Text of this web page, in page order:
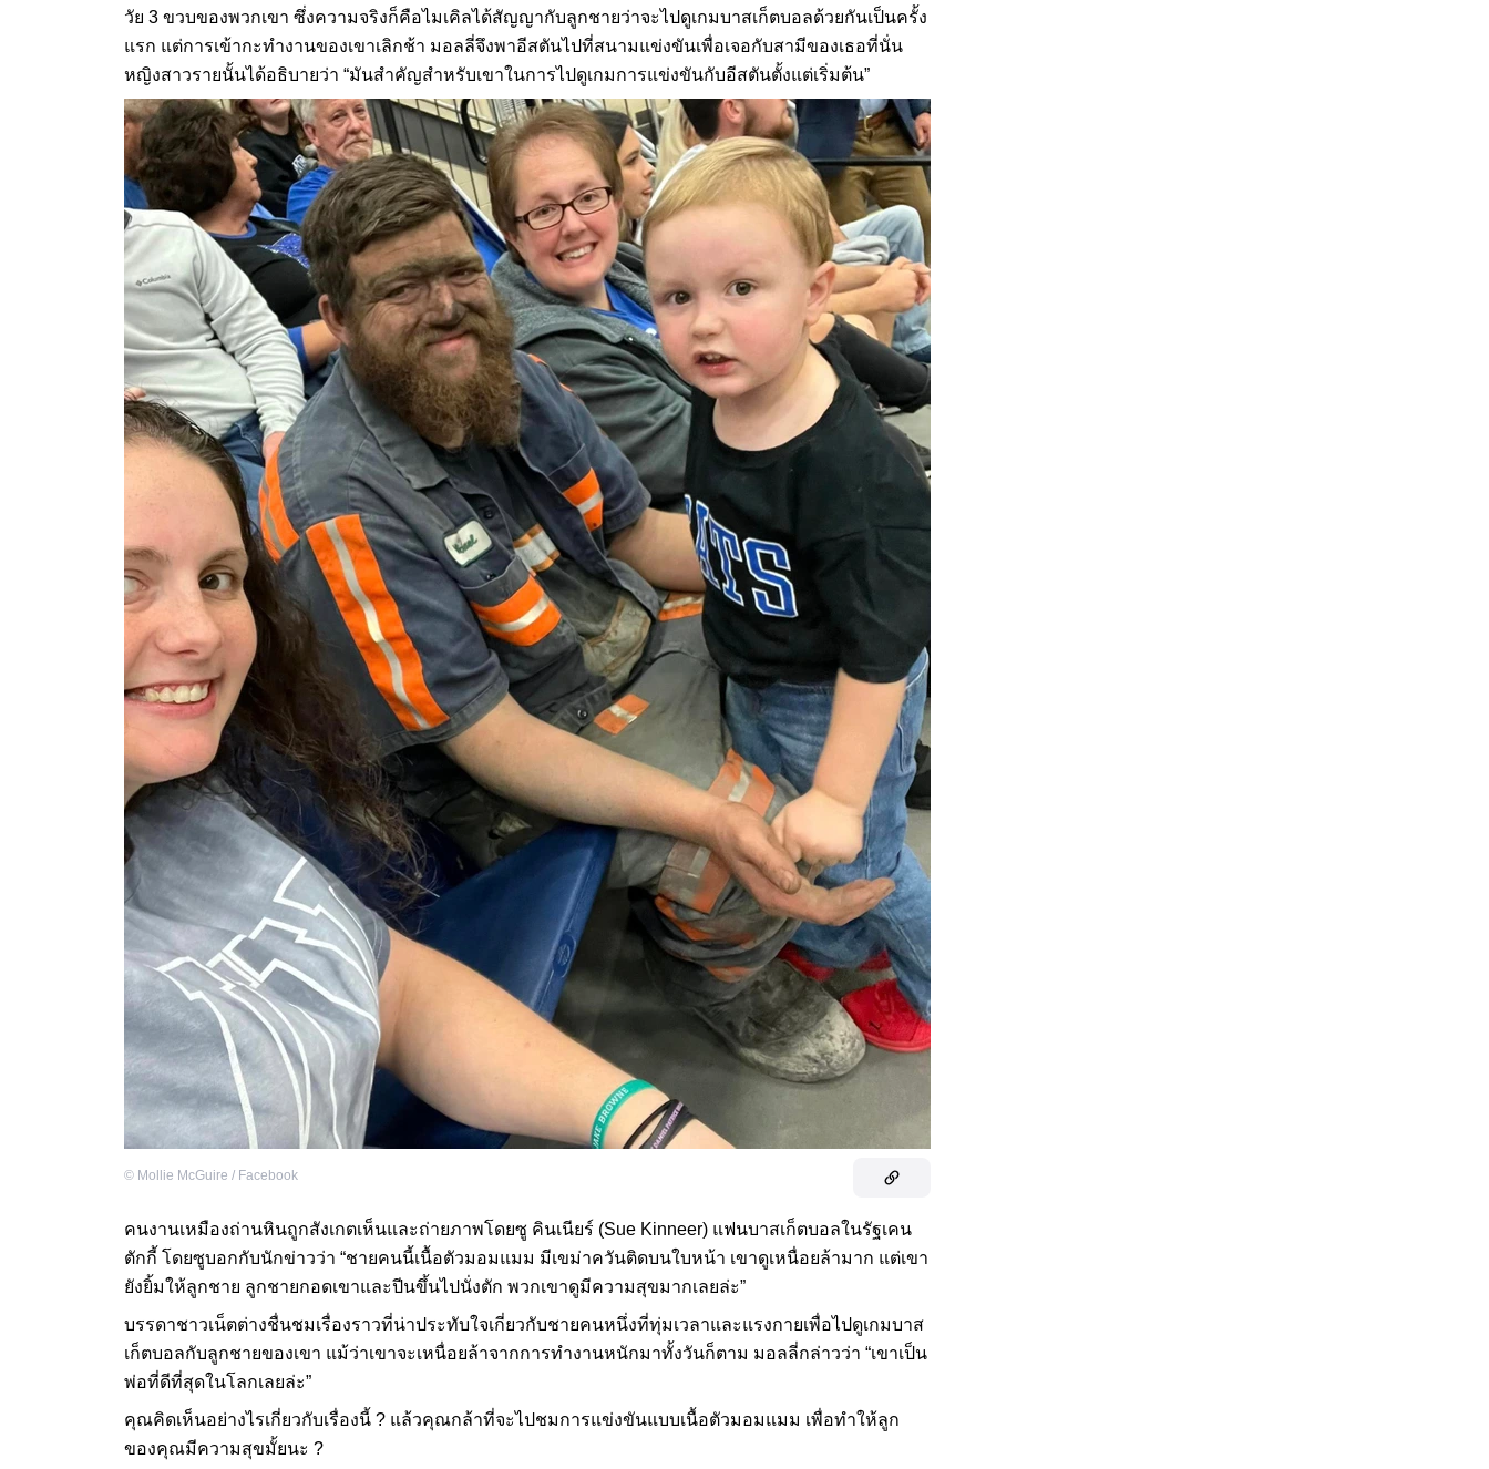
วัย 3 ขวบของพวกเขา ซึ่งความจริงก็คือไมเคิลได้สัญญากับลูกชายว่าจะไปดูเกมบาสเก็ตบอลด้วยกันเป็นครั้ง
แรก แต่การเข้ากะทำงานของเขาเลิกช้า มอลลี่จึงพาอีสตันไปที่สนามแข่งขันเพื่อเจอกับสามีของเธอที่นั่น
หญิงสาวรายนั้นได้อธิบายว่า “มันสำคัญสำหรับเขาในการไปดูเกมการแข่งขันกับอีสตันตั้งแต่เริ่มต้น”
© Mollie McGuire / Facebook
คนงานเหมืองถ่านหินถูกสังเกตเห็นและถ่ายภาพโดยซู คินเนียร์ (Sue Kinneer) แฟนบาสเก็ตบอลในรัฐเคน
ตักกี้ โดยซูบอกกับนักข่าวว่า “ชายคนนี้เนื้อตัวมอมแมม มีเขม่าควันติดบนใบหน้า เขาดูเหนื่อยล้ามาก แต่เขา
ยังยิ้มให้ลูกชาย ลูกชายกอดเขาและปีนขึ้นไปนั่งตัก พวกเขาดูมีความสุขมากเลยล่ะ”
บรรดาชาวเน็ตต่างชื่นชมเรื่องราวที่น่าประทับใจเกี่ยวกับชายคนหนึ่งที่ทุ่มเวลาและแรงกายเพื่อไปดูเกมบาส
เก็ตบอลกับลูกชายของเขา แม้ว่าเขาจะเหนื่อยล้าจากการทำงานหนักมาทั้งวันก็ตาม มอลลี่กล่าวว่า “เขาเป็น
พ่อที่ดีที่สุดในโลกเลยล่ะ”
คุณคิดเห็นอย่างไรเกี่ยวกับเรื่องนี้ ? แล้วคุณกล้าที่จะไปชมการแข่งขันแบบเนื้อตัวมอมแมม เพื่อทำให้ลูก
ของคุณมีความสุขมั้ยนะ ?